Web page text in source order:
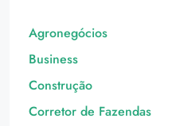
Agronegócios
Business
Construção
Corretor de Fazendas